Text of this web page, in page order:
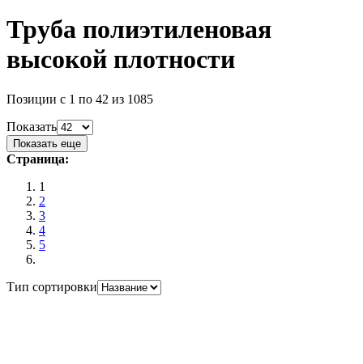
Труба полиэтиленовая
высокой плотности
Позиции с 1 по 42 из 1085
Показать
Показать еще
Страница:
1
2
3
4
5
Тип сортировки